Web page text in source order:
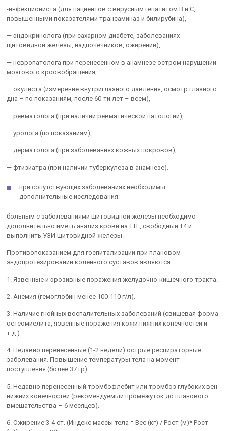
-инфекциониста (для пациентов с вирусным гепатитом В и С,
повышенными показателями трансаминаз и билирубина),
— эндокринологa (при сахарном диабете, заболеваниях
щитовидной железы, надпочечников, ожирении),
— невропатолога при перенесенном в анамнезе остром нарушении
мозгового кроовобращения,
— окулиста (измерение внутриглазного давления, осмотр глазного
дна – по показаниям, после 60-ти лет – всем),
— ревматолога (при наличии ревматической патологии),
— уролога (по показаниям),
— дерматолога (при заболеваниях кожных покровов),
— фтизиатра (при наличии туберкулеза в анамнезе).
при сопутствующих заболеваниях необходимы
дополнительные исследования:
больным с заболеваниями щитовидной железы необходимо
дополнительно иметь анализ крови на ТТГ, свободный Т4 и
выполнить УЗИ щитовидной железы.
Противопоказанием для госпитализации при плановом
эндопротезировании коленного суставов являются
1. Язвенные и эрозивные поражения желудочно-кишечного тракта.
2. Анемия (гемоглобин менее 100-110 г/л).
3. Наличие гнойных воспалительных заболеваний (свищевая форма
остеомиелита, язвенные поражения кожи нижних конечностей и
т.д.).
4. Недавно перенесенные (1-2 недели) острые респираторные
заболевания. Повышение температуры тела на момент
поступления (более 37 гр).
5. Недавно перенесенный тромбофлебит или тромбоз глубоких вен
нижних конечностей (рекомендуемый промежуток до планового
вмешательства – 6 месяцев).
6. Ожирение 3-4 ст. (Индекс массы тела = Вес (кг) / Рост (м)* Рост